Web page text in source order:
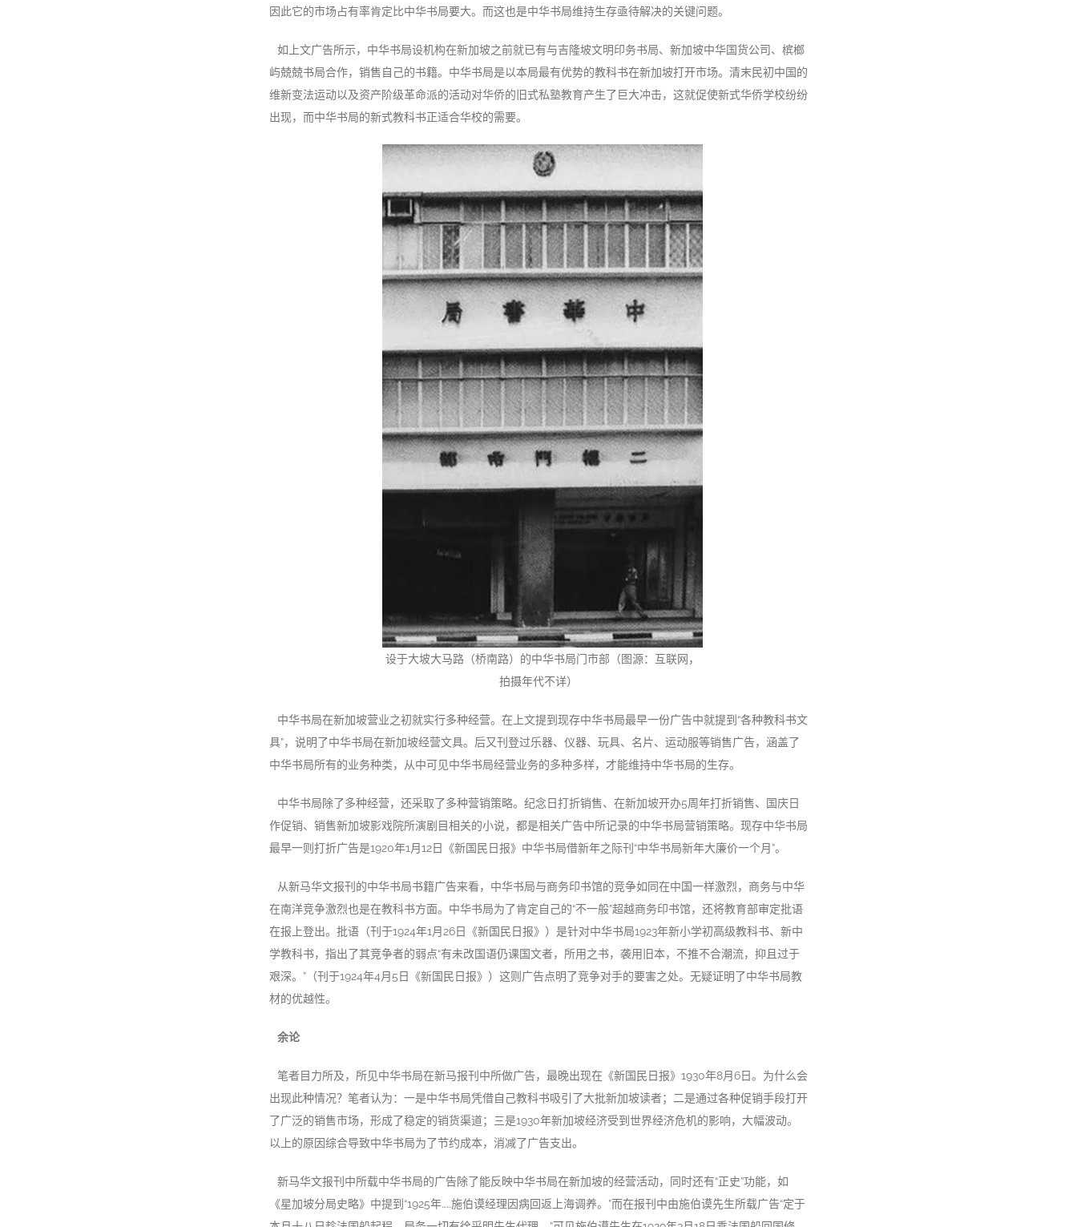
因此它的市场占有率肯定比中华书局要大。而这也是中华书局维持生存亟待解决的关键问题。
如上文广告所示，中华书局设机构在新加坡之前就已有与吉隆坡文明印务书局、新加坡中华国货公司、槟榔
屿兢兢书局合作，销售自己的书籍。中华书局是以本局最有优势的教科书在新加坡打开市场。清末民初中国的
维新变法运动以及资产阶级革命派的活动对华侨的旧式私塾教育产生了巨大冲击，这就促使新式华侨学校纷纷
出现，而中华书局的新式教科书正适合华校的需要。
设于大坡大马路（桥南路）的中华书局门市部（图源：互联网，
拍摄年代不详）
中华书局在新加坡营业之初就实行多种经营。在上文提到现存中华书局最早一份广告中就提到“各种教科书文
具”，说明了中华书局在新加坡经营文具。后又刊登过乐器、仪器、玩具、名片、运动服等销售广告，涵盖了
中华书局所有的业务种类，从中可见中华书局经营业务的多种多样，才能维持中华书局的生存。
中华书局除了多种经营，还采取了多种营销策略。纪念日打折销售、在新加坡开办5周年打折销售、国庆日
作促销、销售新加坡影戏院所演剧目相关的小说，都是相关广告中所记录的中华书局营销策略。现存中华书局
最早一则打折广告是1920年1月12日《新国民日报》中华书局借新年之际刊“中华书局新年大廉价一个月”。
从新马华文报刊的中华书局书籍广告来看，中华书局与商务印书馆的竞争如同在中国一样激烈，商务与中华
在南洋竞争激烈也是在教科书方面。中华书局为了肯定自己的“不一般”超越商务印书馆，还将教育部审定批语
在报上登出。批语（刊于1924年1月26日《新国民日报》）是针对中华书局1923年新小学初高级教科书、新中
学教科书，指出了其竞争者的弱点“有未改国语仍课国文者，所用之书，袭用旧本，不推不合潮流，抑且过于
艰深。”（刊于1924年4月5日《新国民日报》）这则广告点明了竞争对手的要害之处。无疑证明了中华书局教
材的优越性。
余论
笔者目力所及，所见中华书局在新马报刊中所做广告，最晚出现在《新国民日报》1930年8月6日。为什么会
出现此种情况？笔者认为：一是中华书局凭借自己教科书吸引了大批新加坡读者；二是通过各种促销手段打开
了广泛的销售市场，形成了稳定的销货渠道；三是1930年新加坡经济受到世界经济危机的影响，大幅波动。
以上的原因综合导致中华书局为了节约成本，消减了广告支出。
新马华文报刊中所载中华书局的广告除了能反映中华书局在新加坡的经营活动，同时还有“正史”功能，如
《星加坡分局史略》中提到“1925年……施伯谟经理因病回返上海调养。”而在报刊中由施伯谟先生所载广告“定于